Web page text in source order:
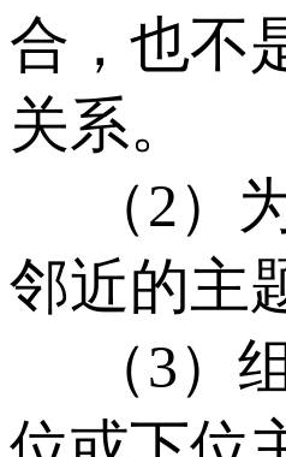
合，也不
关系。
（2）为
邻近的主
（3）组